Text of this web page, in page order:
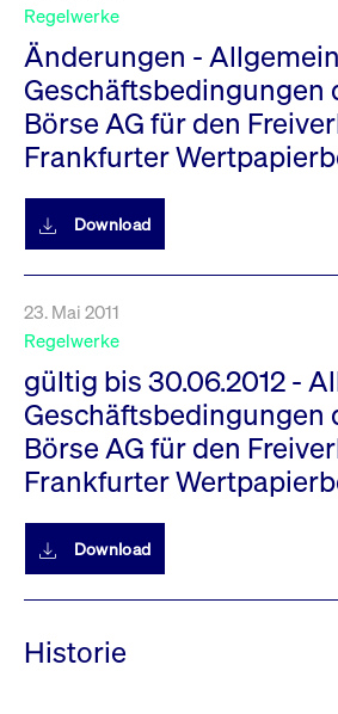
Regelwerke
Änderungen -
Geschäftsbedingungen
Börse AG für den
Frankfurter
Download
23. Mai 2011
Regelwerke
gültig bis 30.06.2012 -
Geschäftsbedingungen
Börse AG für den
Frankfurter
Download
Historie